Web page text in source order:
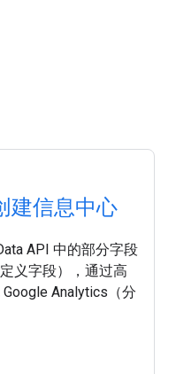
建信息中心
API 中的部分字段
义字段），通过高
Analytics（分